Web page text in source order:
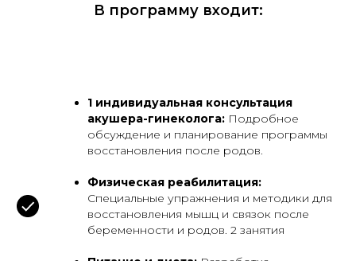
В программу входит:
1 индивидуальная консультация
акушера-гинеколога: Подробное
обсуждение и планирование программы
восстановления после родов.
Физическая реабилитация:
Специальные упражнения и методики для
восстановления мышц и связок после
беременности и родов. 2 занятия